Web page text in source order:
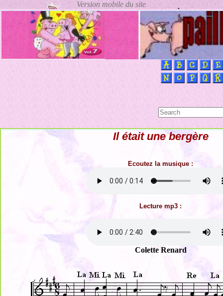
Il était une bergère
Ecoutez la musique :
Lecture mp3 :
Colette Renard